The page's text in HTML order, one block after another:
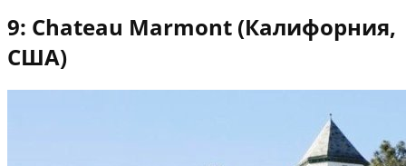
9: Chateau Marmont (Калифорния,
США)